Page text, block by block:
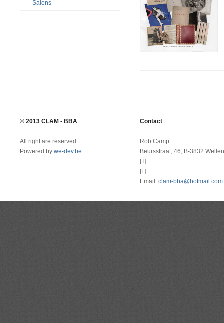
Salons
© 2013 CLAM - BBA
All right are reserved.
Powered by we-dev.be
Contact
Rob Camp
Beursstraat, 46, B-3832 Wellen
[T]:
[F]:
Email: clam-bba@hotmail.com